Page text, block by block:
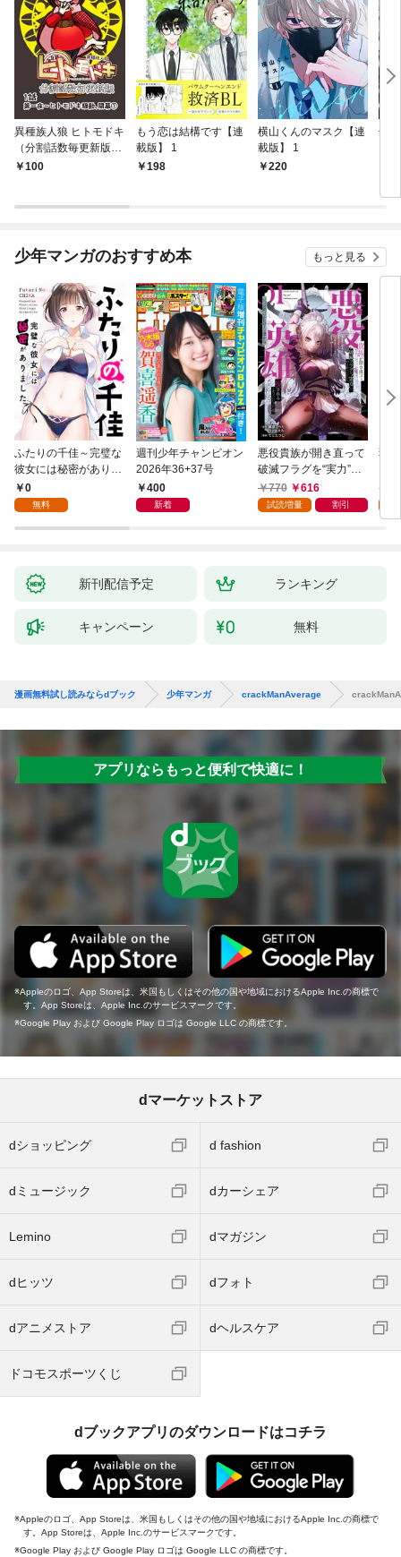
異種族人狼 ヒトモドキ
（分割話数毎更新版）
1話① ヒトモドキ騒
100
もう恋は結構です【連
載版】 1
198
横山くんのマスク【連
載版】 1
220
焦
少年マンガのおすすめ本 もっと見る
ふたりの千佳～完璧な
彼女には秘密がありま
した(1)
0
無料
週刊少年チャンピオン
2026年36+37号
400
新着
悪役貴族が開き直って
破滅フラグを“実力”で
叩き折っていたら、い
つの間にかヒロイン達
770 616
試読増量 割引
弱
新刊配信予定 ランキング
キャンペーン 無料
漫画無料試し読みならdブック 少年マンガ crackManAverage
アプリならもっと便利で快適に！
Appleのロゴ、App Storeは、米国もしくはその他の国や地域におけるApple Inc.の商標で
す。App Storeは、Apple Inc.のサービスマークです。
Google Play および Google Play ロゴは Google LLC の商標です。
dマーケットストア
dショッピング d fashion
dミュージック dカーシェア
Lemino dマガジン
dヒッツ dフォト
dアニメストア dヘルスケア
ドコモスポーツくじ
dブックアプリのダウンロードはコチラ
Appleのロゴ、App Storeは、米国もしくはその他の国や地域におけるApple Inc.の商標で
す。App Storeは、Apple Inc.のサービスマークです。
Google Play および Google Play ロゴは Google LLC の商標です。